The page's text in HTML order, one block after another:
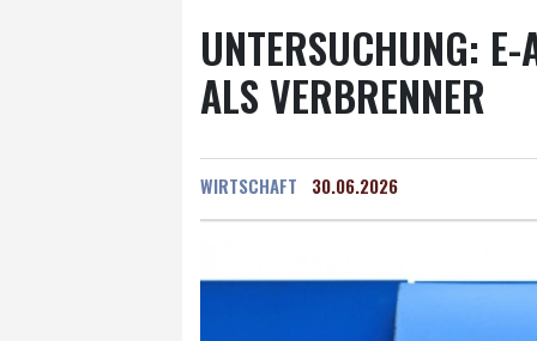
UNTERSUCHUNG:
ALS VERBRENNER
WIRTSCHAFT 30.06.2026